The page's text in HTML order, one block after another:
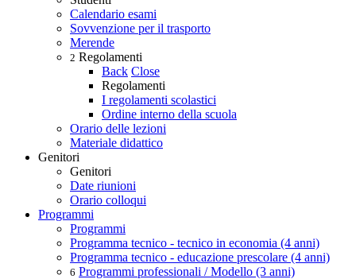
Calendario esami
Sovvenzione per il trasporto
Merende
2 Regolamenti
Back Close
Regolamenti
I regolamenti scolastici
Ordine interno della scuola
Orario delle lezioni
Materiale didattico
Genitori
Genitori
Date riunioni
Orario colloqui
Programmi
Programmi
Programma tecnico - tecnico in economia (4 anni)
Programma tecnico - educazione prescolare (4 anni)
6 Programmi professionali / Modello (3 anni)